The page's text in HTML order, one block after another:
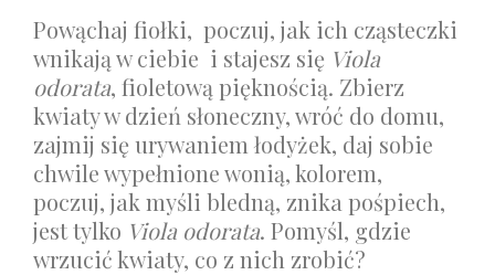
Powąchaj fiołki, poczuj, jak ich cząsteczki
wnikają w ciebie i stajesz się Viola
odorata, fioletową pięknością. Zbierz
kwiaty w dzień słoneczny, wróć do domu,
zajmij się urywaniem łodyżek, daj sobie
chwile wypełnione wonią, kolorem,
poczuj, jak myśli bledną, znika pośpiech,
jest tylko Viola odorata. Pomyśl, gdzie
wrzucić kwiaty, co z nich zrobić?